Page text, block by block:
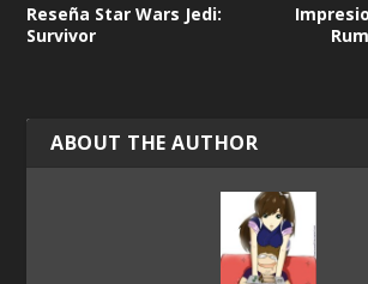
Reseña Star Wars Jedi:
Survivor
ABOUT THE AUTHOR